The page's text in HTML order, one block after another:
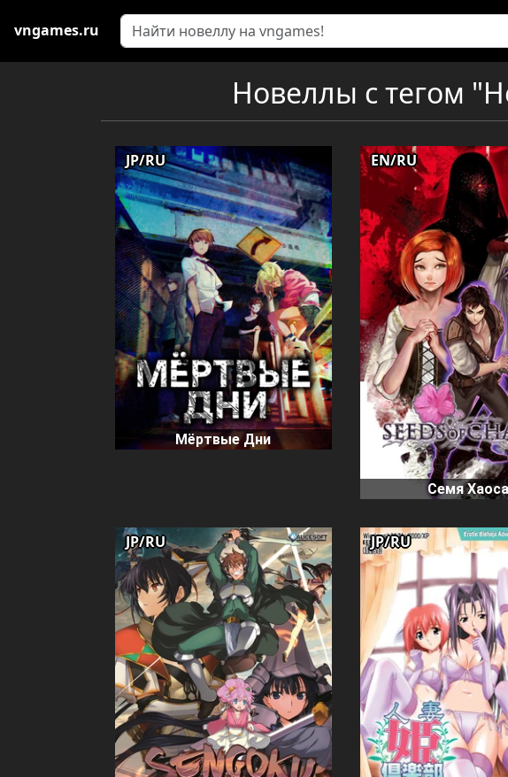
vngames.ru
Новеллы с тегом
Мёртвые Дни
JP/RU
Семя
EN/RU
JP/RU JP/RU